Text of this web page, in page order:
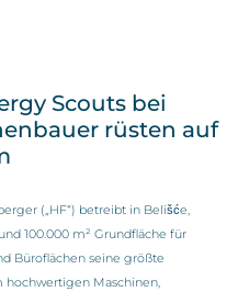
Scouts bei
rüsten auf
(„HF“) betreibt in Belišće,
100.000 m² Grundfläche für
Büroflächen seine größte
hochwertigen Maschinen,